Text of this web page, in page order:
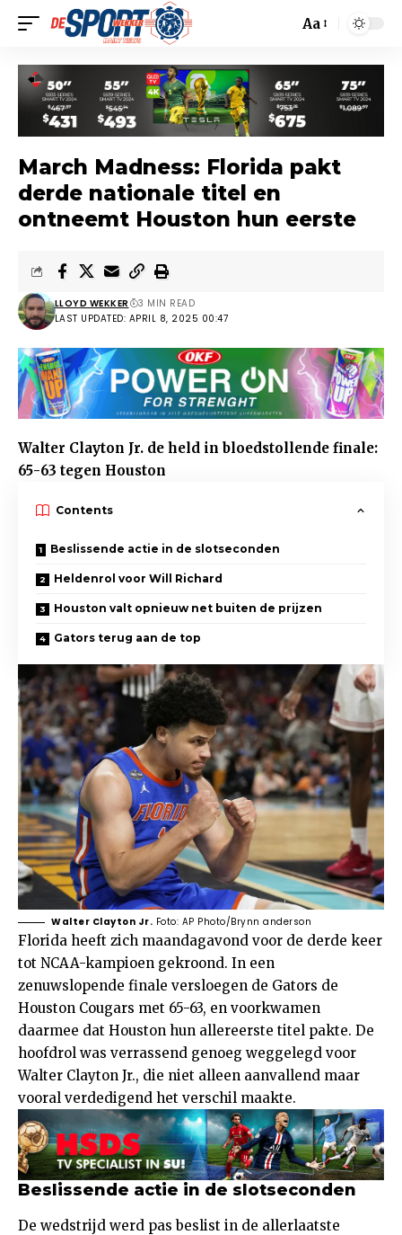
Aa
March Madness: Florida pakt
derde nationale titel en
ontneemt Houston hun eerste
LAST UPDATED: APRIL 8, 2025 00:47
LLOYD WEKKER 3 MIN READ
Walter Clayton Jr. de held in bloedstollende finale:
65-63 tegen Houston
Contents
Beslissende actie in de slotseconden
Heldenrol voor Will Richard
Houston valt opnieuw net buiten de prijzen
Gators terug aan de top
Walter Clayton Jr. Foto: AP Photo/Brynn anderson
Florida heeft zich maandagavond voor de derde keer
tot NCAA-kampioen gekroond. In een
zenuwslopende finale versloegen de Gators de
Houston Cougars met 65-63, en voorkwamen
daarmee dat Houston hun allereerste titel pakte. De
hoofdrol was verrassend genoeg weggelegd voor
Walter Clayton Jr., die niet alleen aanvallend maar
vooral verdedigend het verschil maakte.
Beslissende actie in de slotseconden
De wedstrijd werd pas beslist in de allerlaatste